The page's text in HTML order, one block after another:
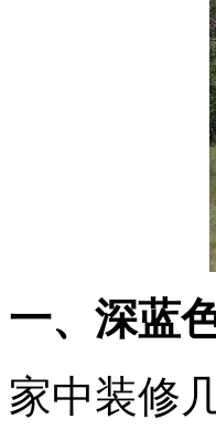
一、深蓝
家中装修